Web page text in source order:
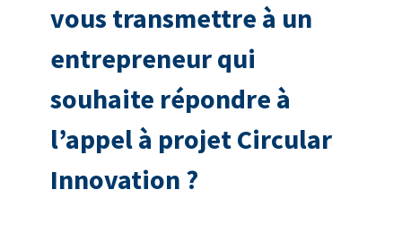
vous transmettre à un
entrepreneur qui
souhaite répondre à
l’appel à projet Circular
Innovation ?